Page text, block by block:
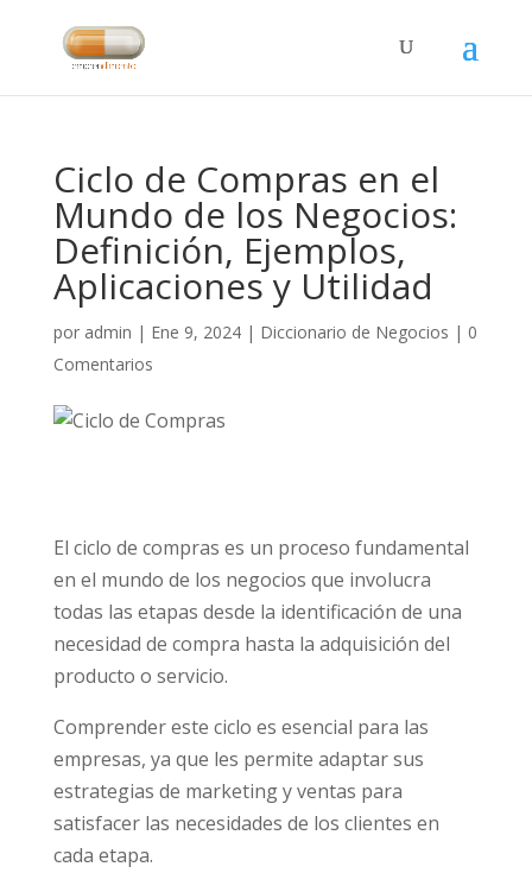
Ciclo de Compras en el
Mundo de los Negocios:
Definición, Ejemplos,
Aplicaciones y Utilidad
por admin | Ene 9, 2024| Diccionario de Negocios | 0
Comentarios
El ciclo de compras es un proceso fundamental
en el mundo de los negocios que involucra
todas las etapas desde la identificación de una
necesidad de compra hasta la adquisición del
producto o servicio.
Comprender este ciclo es esencial para las
empresas, ya que les permite adaptar sus
estrategias de marketing y ventas para
satisfacer las necesidades de los clientes en
cada etapa.